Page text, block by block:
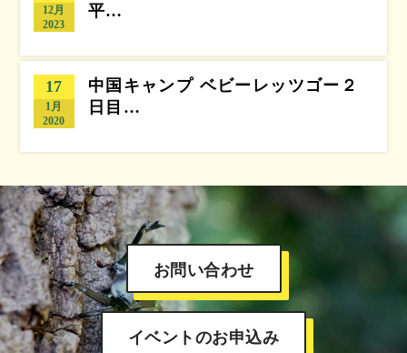
12月
2023
平…
17
1月
2020
中国キャンプ ベビーレッツゴー２
日目…
お問い合わせ
イベントのお申込み